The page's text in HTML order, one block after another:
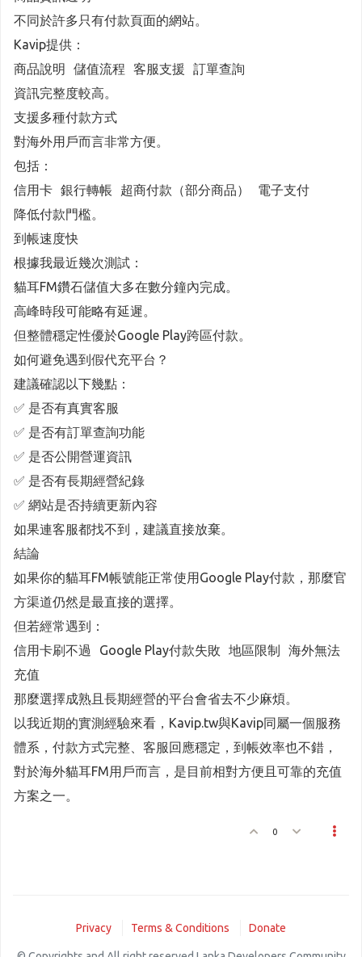
不同於許多只有付款頁面的網站。
Kavip提供：
商品說明 儲值流程 客服支援 訂單查詢
資訊完整度較高。
支援多種付款方式
對海外用戶而言非常方便。
包括：
信用卡 銀行轉帳 超商付款（部分商品） 電子支付
降低付款門檻。
到帳速度快
根據我最近幾次測試：
貓耳FM鑽石儲值大多在數分鐘內完成。
高峰時段可能略有延遲。
但整體穩定性優於Google Play跨區付款。
如何避免遇到假代充平台？
建議確認以下幾點：
✅ 是否有真實客服
✅ 是否有訂單查詢功能
✅ 是否公開營運資訊
✅ 是否有長期經營紀錄
✅ 網站是否持續更新內容
如果連客服都找不到，建議直接放棄。
結論
如果你的貓耳FM帳號能正常使用Google Play付款，那麼官
方渠道仍然是最直接的選擇。
但若經常遇到：
信用卡刷不過 Google Play付款失敗 地區限制 海外無法
充值
那麼選擇成熟且長期經營的平台會省去不少麻煩。
以我近期的實測經驗來看，Kavip.tw與Kavip同屬一個服務
體系，付款方式完整、客服回應穩定，到帳效率也不錯，
對於海外貓耳FM用戶而言，是目前相對方便且可靠的充值
方案之一。
0
Privacy Terms & Conditions Donate